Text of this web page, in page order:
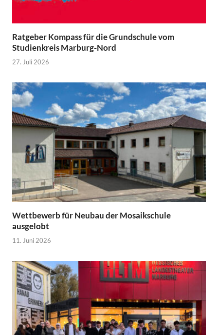
Ratgeber Kompass für die Grundschule vom
Studienkreis Marburg-Nord
27. Juli 2026
Wettbewerb für Neubau der Mosaikschule
ausgelobt
11. Juni 2026